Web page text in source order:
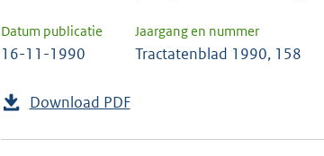
Datum publicatie
16-11-1990
Jaargang en nummer
Tractatenblad 1990, 158
Download PDF